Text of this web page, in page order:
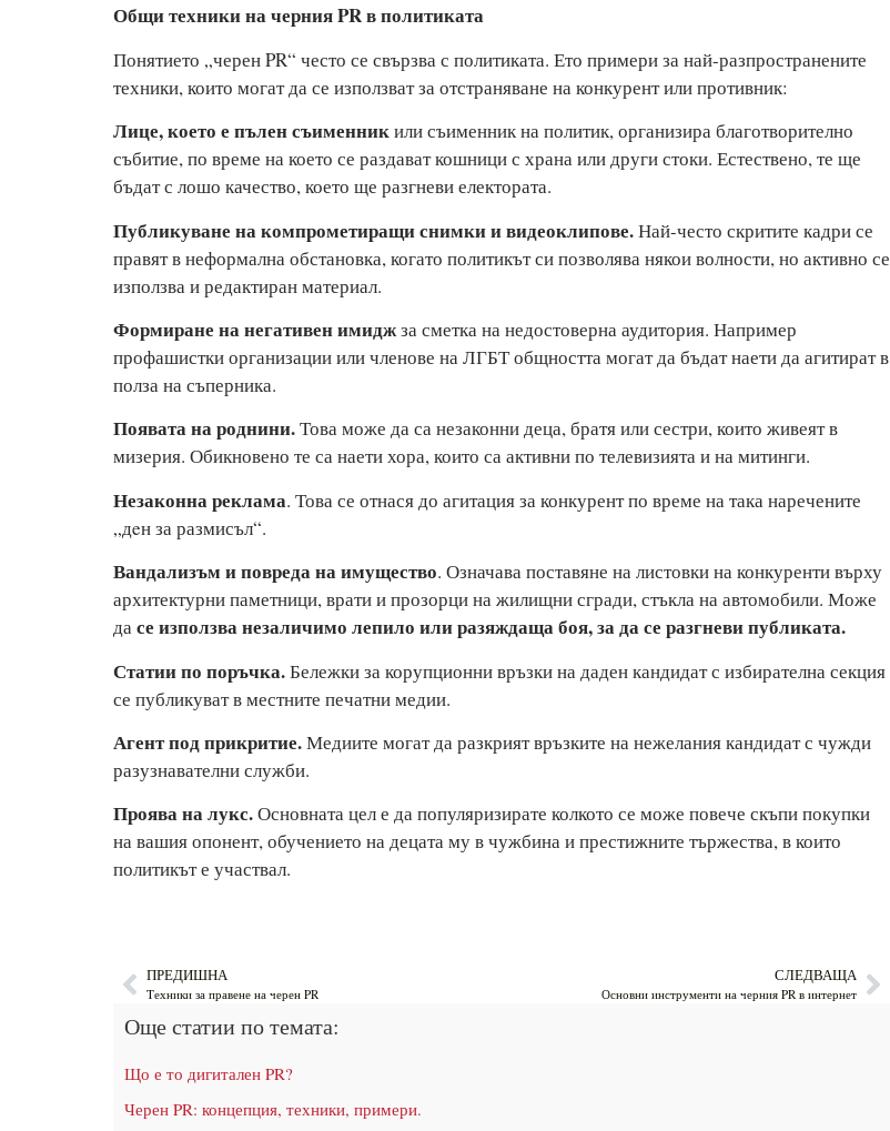
Общи техники на черния PR в политиката
Понятието „черен PR“ често се свързва с политиката. Ето примери за най-разпространените
техники, които могат да се използват за отстраняване на конкурент или противник:
Лице, което е пълен съименникили съименник на политик, организира благотворително
събитие, по време на което се раздават кошници с храна или други стоки. Естествено, те ще
бъдат с лошо качество, което ще разгневи електората.
Публикуване на компрометиращи снимки и видеоклипове.Най-често скритите кадри се
правят в неформална обстановка, когато политикът си позволява някои волности, но активно се
използва и редактиран материал.
Формиране на негативен имиджза сметка на недостоверна аудитория. Например
профашистки организации или членове на ЛГБТ общността могат да бъдат наети да агитират в
полза на съперника.
Появата на роднини.Това може да са незаконни деца, братя или сестри, които живеят в
мизерия. Обикновено те са наети хора, които са активни по телевизията и на митинги.
Незаконна реклама. Това се отнася до агитация за конкурент по време на така наречените
„дeн за размисъл“.
Вандализъм и повреда на имущество. Означава поставяне на листовки на конкуренти върху
архитектурни паметници, врати и прозорци на жилищни сгради, стъкла на автомобили. Може
дасе използва незаличимо лепило или разяждаща боя, за да се разгневи публиката.
Статии по поръчка.Бележки за корупционни връзки на даден кандидат с избирателна секция
се публикуват в местните печатни медии.
Агент под прикритие.Медиите могат да разкрият връзките на нежелания кандидат с чужди
разузнавателни служби.
Проява на лукс.Основната цел е да популяризирате колкото се може повече скъпи покупки
на вашия опонент, обучението на децата му в чужбина и престижните тържества, в които
политикът е участвал.
ПРЕДИШНА
Tехники за правене на черен PR
СЛЕДВАЩА
Основни инструменти на черния PR в интернет
Още статии по темата:
Що е то дигитален PR?
Черен PR: концепция, техники, примери.